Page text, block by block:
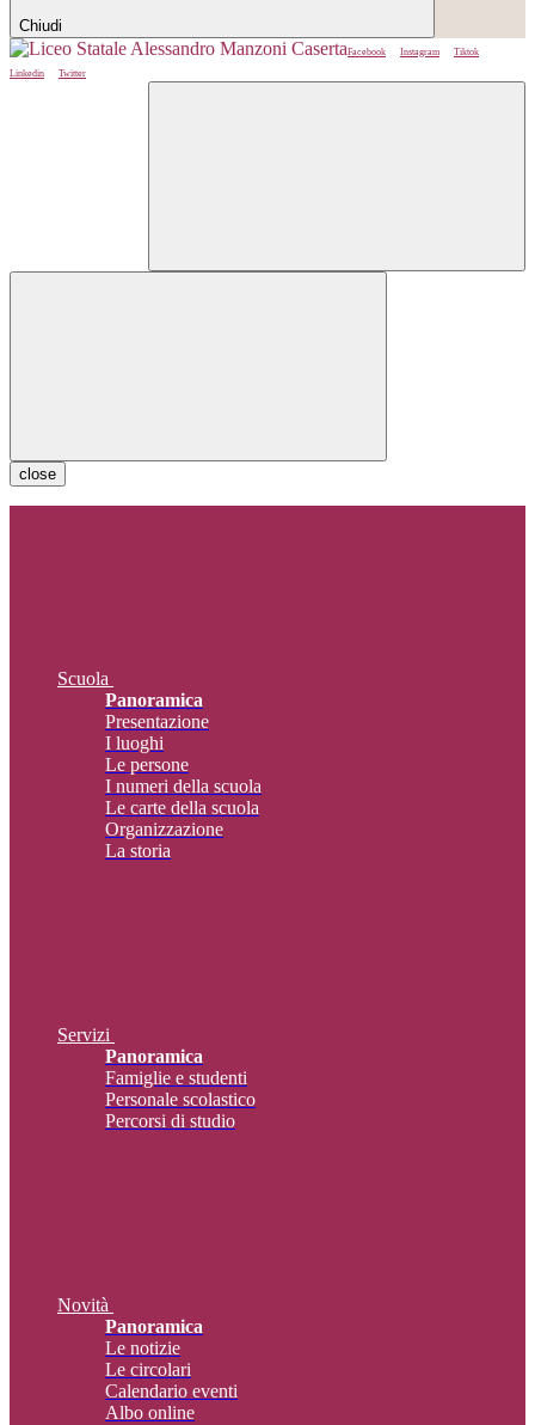
Chiudi
Facebook Instagram
Tiktok
Linkedin
Twitter
close
Scuola
Panoramica
Presentazione
I luoghi
Le persone
I numeri della scuola
Le carte della scuola
Organizzazione
La storia
Servizi
Panoramica
Famiglie e studenti
Personale scolastico
Percorsi di studio
Novità
Panoramica
Le notizie
Le circolari
Calendario eventi
Albo online